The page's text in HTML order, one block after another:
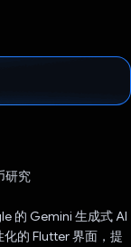
研究
的 Gemini 生成式 AI
的 Flutter 界面，提